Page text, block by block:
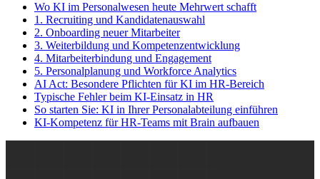
Wo KI im Personalwesen heute Mehrwert schafft
1. Recruiting und Kandidatenauswahl
2. Onboarding neuer Mitarbeiter
3. Weiterbildung und Kompetenzentwicklung
4. Mitarbeiterbindung und Engagement
5. Personalplanung und Workforce Analytics
AI Act: Besondere Pflichten für KI im HR-Bereich
Typische Fehler beim KI-Einsatz in HR
So starten Sie: KI in Ihrer Personalabteilung einführen
KI-Kompetenz für HR-Teams mit Brain aufbauen